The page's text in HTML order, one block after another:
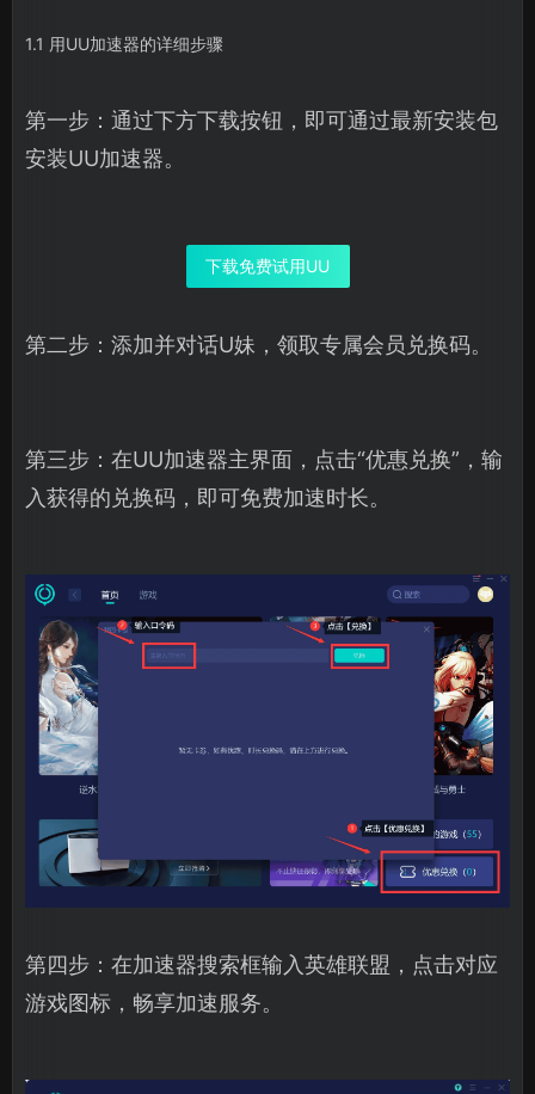
1.1 用UU加速器的详细步骤
第一步：通过下方下载按钮，即可通过最新安装包
安装UU加速器。
下载免费试用UU
第二步：添加并对话U妹，领取专属会员兑换码。
第三步：在UU加速器主界面，点击“优惠兑换”，输
入获得的兑换码，即可免费加速时长。
第四步：在加速器搜索框输入英雄联盟，点击对应
游戏图标，畅享加速服务。